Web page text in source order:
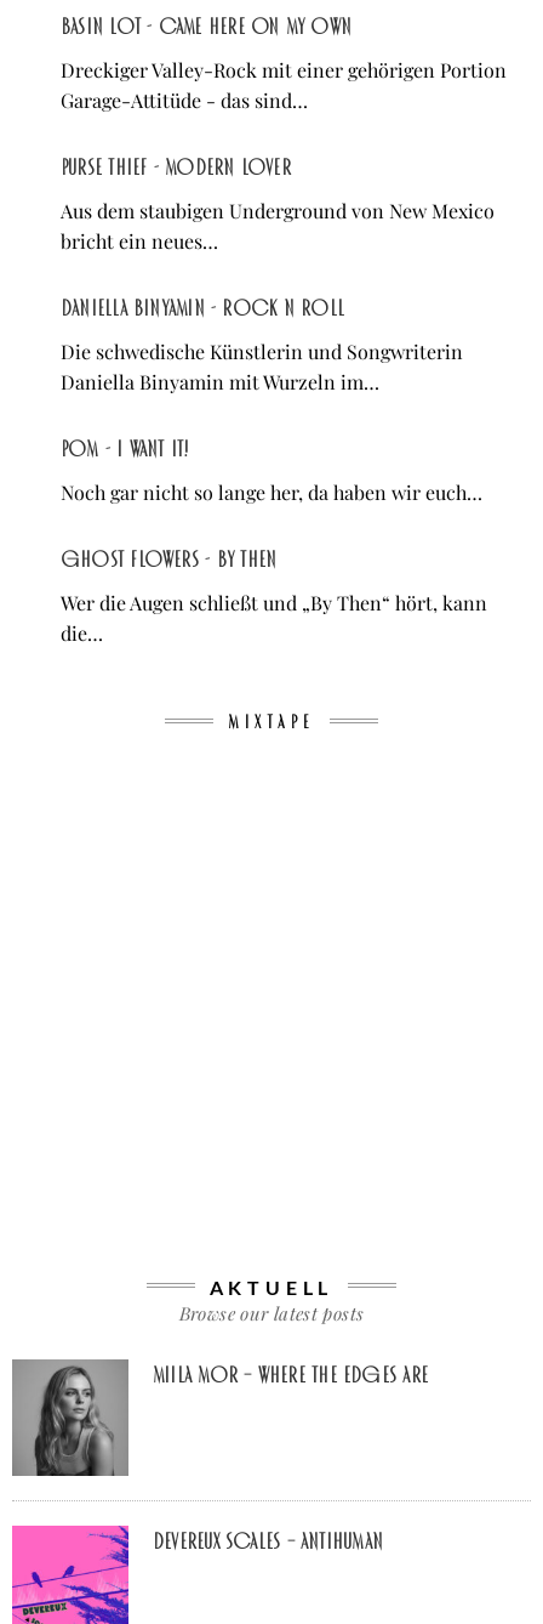
Basin Lot - Came Here On My Own
Dreckiger Valley-Rock mit einer gehörigen Portion
Garage-Attitüde - das sind…
Purse Thief - Modern Lover
Aus dem staubigen Underground von New Mexico
bricht ein neues…
Daniella Binyamin - Rock n Roll
Die schwedische Künstlerin und Songwriterin
Daniella Binyamin mit Wurzeln im…
POM - I WANT IT!
Noch gar nicht so lange her, da haben wir euch…
Ghost Flowers - By Then
Wer die Augen schließt und „By Then“ hört, kann
die…
MIXTAPE
AKTUELL
Browse our latest posts
Miila Mor – Where The Edges Are
Devereux Scales – Antihuman